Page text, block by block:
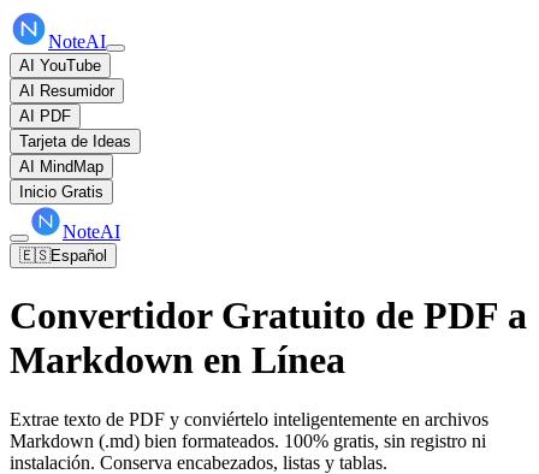
NoteAI
AI YouTube
AI Resumidor
AI PDF
Tarjeta de Ideas
AI MindMap
Inicio Gratis
NoteAI
🇪🇸Español
Convertidor Gratuito de PDF a
Markdown en Línea
Extrae texto de PDF y conviértelo inteligentemente en archivos
Markdown (.md) bien formateados. 100% gratis, sin registro ni
instalación. Conserva encabezados, listas y tablas.